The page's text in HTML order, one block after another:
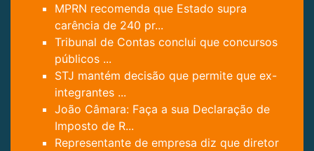
MPRN recomenda que Estado supra
carência de 240 pr...
Tribunal de Contas conclui que concursos
públicos ...
STJ mantém decisão que permite que ex-
integrantes ...
João Câmara: Faça a sua Declaração de
Imposto de R...
Representante de empresa diz que diretor